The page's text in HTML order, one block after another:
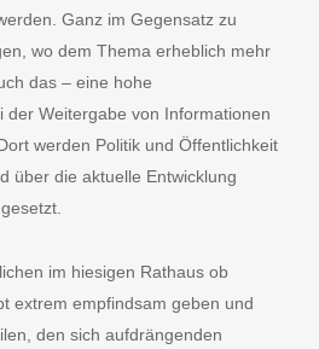
Ganz im Gegensatz zu
wo dem Thema erheblich mehr
das – eine hohe
der Weitergabe von Informationen
werden Politik und Öffentlichkeit
über die aktuelle Entwicklung
im hiesigen Rathaus ob
extrem empfindsam geben und
den sich aufdrängenden